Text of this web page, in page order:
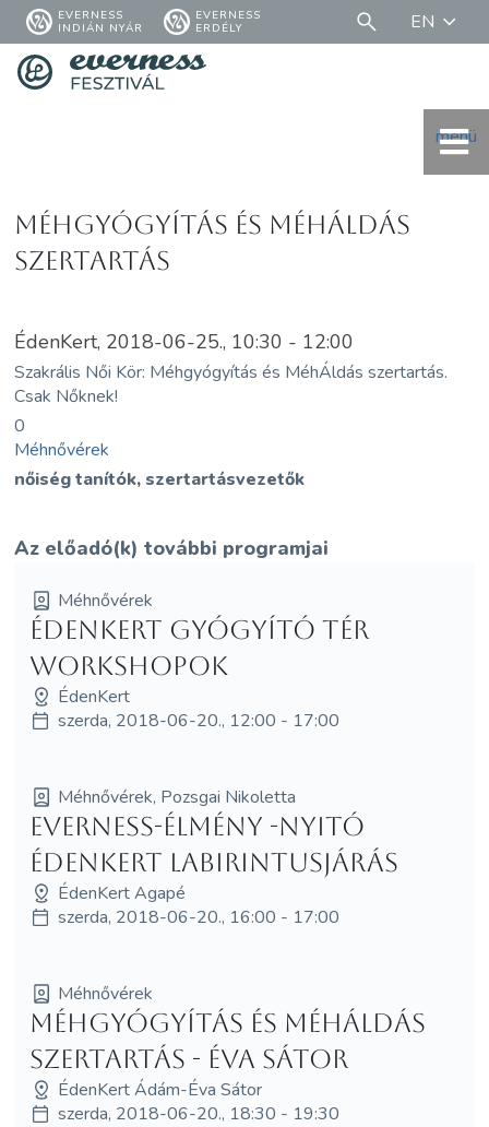
EVERNESS
INDIÁN NYÁR
EVERNESS
ERDÉLY
EN
menü
Méhgyógyítás és MéhÁldás
szertartás
ÉdenKert, 2018-06-25., 10:30 - 12:00
Szakrális Női Kör: Méhgyógyítás és MéhÁldás szertartás.
Csak Nőknek!
0
Méhnővérek
nőiség tanítók, szertartásvezetők
Az előadó(k) további programjai
Méhnővérek
ÉdenKert Gyógyító Tér
workshopok
ÉdenKert
szerda, 2018-06-20., 12:00 - 17:00
Méhnővérek, Pozsgai Nikoletta
EVERNESS-élmény -Nyitó
Édenkert Labirintusjárás
ÉdenKert Agapé
szerda, 2018-06-20., 16:00 - 17:00
Méhnővérek
Méhgyógyítás és MéhÁldás
szertartás - Éva Sátor
ÉdenKert Ádám-Éva Sátor
szerda, 2018-06-20., 18:30 - 19:30